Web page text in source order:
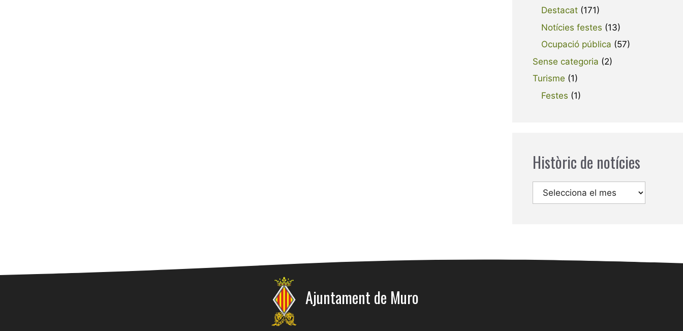
Destacat (171)
Notícies festes (13)
Ocupació pública (57)
Sense categoria (2)
Turisme (1)
Festes (1)
Històric de notícies
Arxius
Ajuntament de Muro